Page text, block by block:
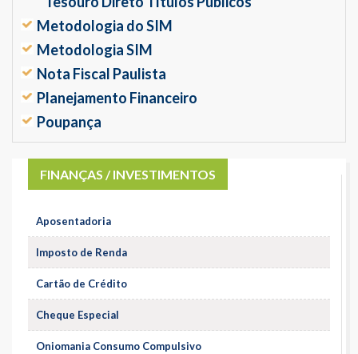
Metodologia do SIM
Metodologia SIM
Nota Fiscal Paulista
Planejamento Financeiro
Poupança
FINANÇAS / INVESTIMENTOS
Aposentadoria
Imposto de Renda
Cartão de Crédito
Cheque Especial
Oniomania Consumo Compulsivo